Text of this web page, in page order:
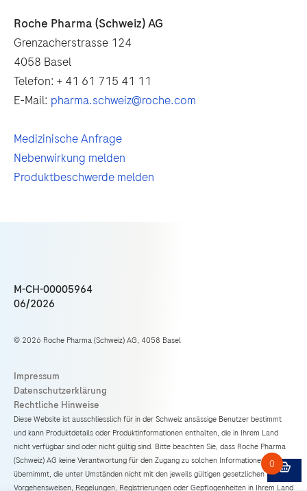
Roche Pharma (Schweiz) AG
Grenzacherstrasse 124
4058 Basel
Telefon: + 41 61 715 41 11
E-Mail: pharma.schweiz@roche.com
Medizinische Anfrage
Nebenwirkung melden
Produktbeschwerde melden
M-CH-00005964
06/2026
© 2026 Roche Pharma (Schweiz) AG, 4058 Basel
Diese Website ist ausschliesslich für in der Schweiz ansässige Benutzer bestimmt
und kann Produktdetails oder Produktinformationen enthalten, die in Ihrem Land
nicht verfügbar sind oder nicht gültig sind. Bitte beachten Sie, dass Roche Pharma
(Schweiz) AG keine Verantwortung für den Zugang zu solchen Informationen
übernimmt, die unter Umständen nicht mit den jeweils gültigen gesetzlichen
Vorgehensweisen, Regelungen, Registrierungen oder Gepflogenheiten in Ihrem Land